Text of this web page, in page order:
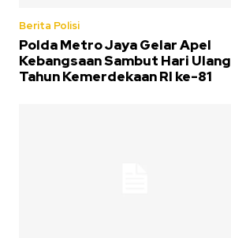
Berita Polisi
Polda Metro Jaya Gelar Apel
Kebangsaan Sambut Hari Ulang
Tahun Kemerdekaan RI ke-81